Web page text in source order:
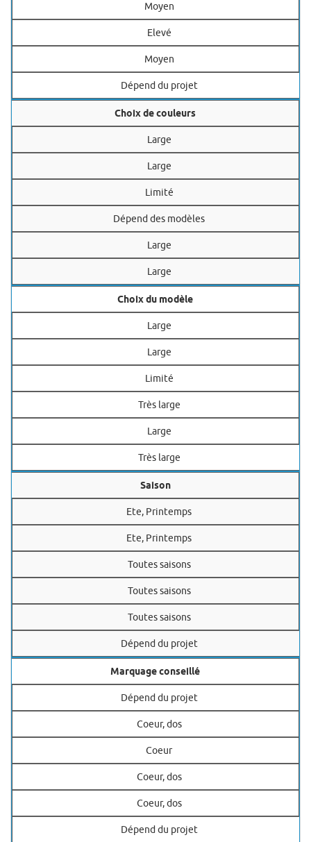
Moyen
Elevé
Moyen
Dépend du projet
Choix de couleurs
Large
Large
Limité
Dépend des modèles
Large
Large
Choix du modèle
Large
Large
Limité
Très large
Large
Très large
Saison
Ete, Printemps
Ete, Printemps
Toutes saisons
Toutes saisons
Toutes saisons
Dépend du projet
Marquage conseillé
Dépend du projet
Coeur, dos
Coeur
Coeur, dos
Coeur, dos
Dépend du projet